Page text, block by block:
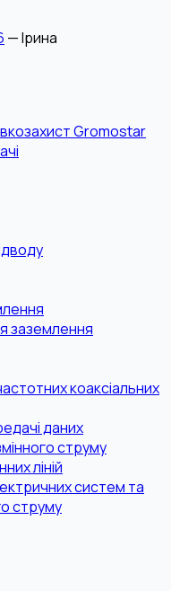
— Ірина
Gromostar
заземлення
коаксіальних
даних
струму
ліній
систем та
струму